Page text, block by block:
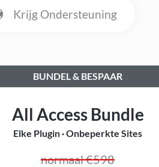
Krijg Ondersteuning
BUNDEL & BESPAAR
All Access Bundle
Elke Plugin · Onbeperkte Sites
normaal €598